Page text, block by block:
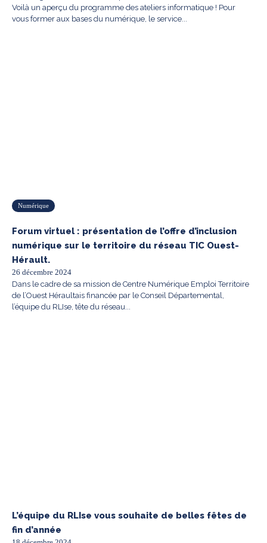
Voilà un aperçu du programme des ateliers informatique ! Pour
vous former aux bases du numérique, le service...
Numérique
Forum virtuel : présentation de l’offre d’inclusion
numérique sur le territoire du réseau TIC Ouest-
Hérault.
26 décembre 2024
Dans le cadre de sa mission de Centre Numérique Emploi Territoire
de l’Ouest Héraultais financée par le Conseil Départemental,
l’équipe du RLIse, tête du réseau...
L’équipe du RLIse vous souhaite de belles fêtes de
fin d’année